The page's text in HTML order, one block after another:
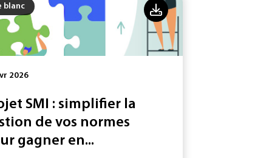
blanc
2026
SMI : simplifier la
de vos normes
gagner en...